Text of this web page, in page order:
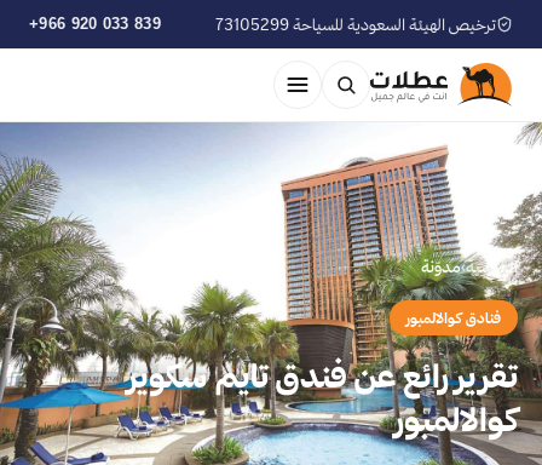
ترخيص الهيئة السعودية للسياحة 73105299 +966 920 033 839
الرئيسية›مدوّنة
فنادق كوالالمبور
تقرير رائع عن فندق تايم سكوير
كوالالمبور